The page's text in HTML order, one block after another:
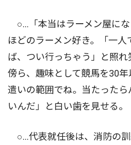
○…「本当はラーメン屋に
ほどのラーメン好き。「一
ば、つい行っちゃう」と照
傍ら、趣味として競馬を30
遣いの範囲でね。当たった
いんだ」と白い歯を見せる。
○…代表就任後は、消防の